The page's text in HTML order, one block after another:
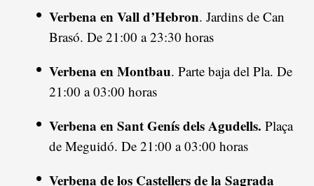
Verbena en Vall d’Hebron. Jardins de Can
Brasó. De 21:00 a 23:30 horas
Verbena en Montbau. Parte baja del Pla. De
21:00 a 03:00 horas
Verbena en Sant Genís dels Agudells. Plaça
de Meguidó. De 21:00 a 03:00 horas
Verbena de los Castellers de la Sagrada